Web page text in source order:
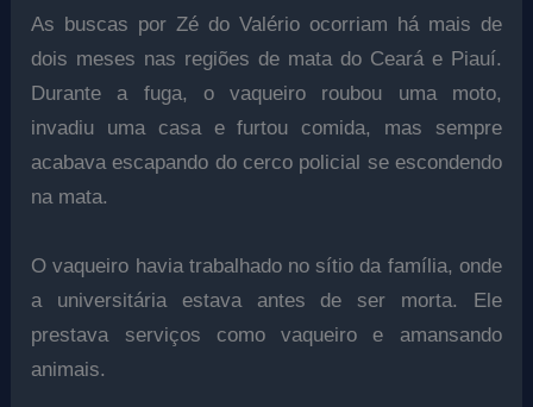
As buscas por Zé do Valério ocorriam há mais de
dois meses nas regiões de mata do Ceará e Piauí.
Durante a fuga, o vaqueiro roubou uma moto,
invadiu uma casa e furtou comida, mas sempre
acabava escapando do cerco policial se escondendo
na mata.
O vaqueiro havia trabalhado no sítio da família, onde
a universitária estava antes de ser morta. Ele
prestava serviços como vaqueiro e amansando
animais.